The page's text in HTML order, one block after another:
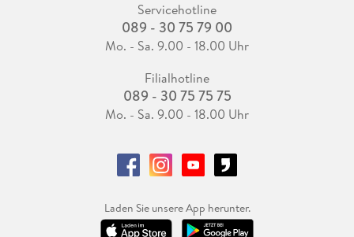
Servicehotline
089 - 30 75 79 00
Mo. - Sa. 9.00 - 18.00 Uhr
Filialhotline
089 - 30 75 75 75
Mo. - Sa. 9.00 - 18.00 Uhr
Laden Sie unsere App herunter.